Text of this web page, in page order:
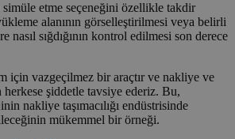
simüle etme seçeneğini özellikle takdir
alanının görselleştirilmesi veya belirli
sığdığının kontrol edilmesi son derece
için vazgeçilmez bir araçtır ve nakliye ve
herkese şiddetle tavsiye ederiz. Bu,
nakliye taşımacılığı endüstrisinde
mükemmel bir örneği.